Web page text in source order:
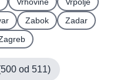
Zabok
Zadar
500 od 511)